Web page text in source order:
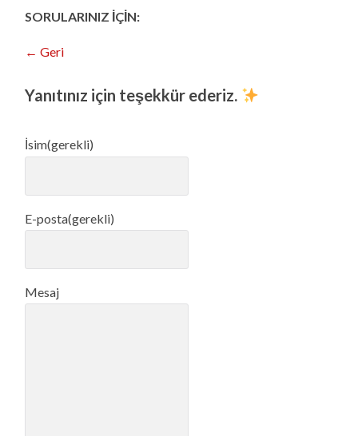
SORULARINIZ İÇİN:
← Geri
Yanıtınız için teşekkür ederiz.
İsim(gerekli)
E-posta(gerekli)
Mesaj